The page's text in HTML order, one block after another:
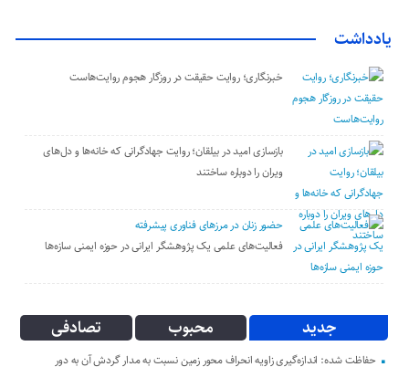
یادداشت
خبرنگاری؛ روایت حقیقت در روزگار هجوم روایت‌هاست
بازسازی امید در بیلقان؛ روایت جهادگرانی که خانه‌ها و دل‌های
ویران را دوباره ساختند
حضور زنان در مرزهای فناوری پیشرفته
فعالیت‌های علمی یک پژوهشگر ایرانی در حوزه ایمنی سازه‌ها
جدید محبوب تصادفی
حفاظت شده: اندازه‌گیری زاویه انحراف محور زمین نسبت به مدار گردش آن به دور